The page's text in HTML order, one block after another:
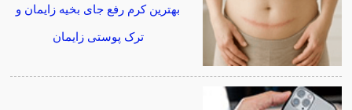
بهترین کرم رفع جای بخیه زایمان و
ترک پوستی زایمان